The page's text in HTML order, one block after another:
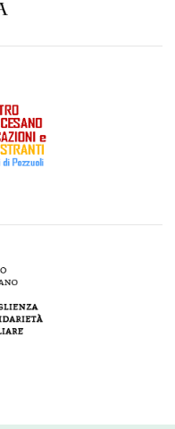
e Ministranti
di Accoglienza e